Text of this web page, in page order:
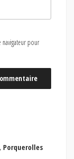
pour
Porquerolles